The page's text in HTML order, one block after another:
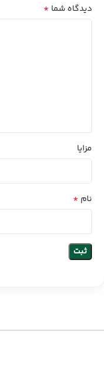
دیدگاه شما *
مزایا
نام *